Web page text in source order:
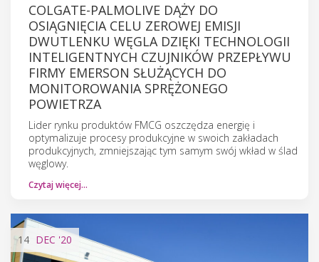
COLGATE-PALMOLIVE DĄŻY DO
OSIĄGNIĘCIA CELU ZEROWEJ EMISJI
DWUTLENKU WĘGLA DZIĘKI TECHNOLOGII
INTELIGENTNYCH CZUJNIKÓW PRZEPŁYWU
FIRMY EMERSON SŁUŻĄCYCH DO
MONITOROWANIA SPRĘŻONEGO
POWIETRZA
Lider rynku produktów FMCG oszczędza energię i
optymalizuje procesy produkcyjne w swoich zakładach
produkcyjnych, zmniejszając tym samym swój wkład w ślad
węglowy.
Czytaj więcej…
14 DEC '20